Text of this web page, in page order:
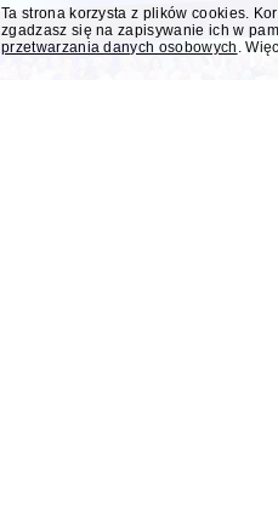
Ta strona korzysta z plików cookies.
zgadzasz się na zapisywanie ich w
przetwarzania danych osobowych .